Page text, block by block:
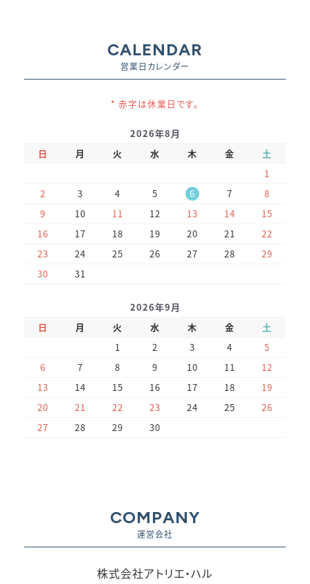
CALENDAR
営業日カレンダー
* 赤字は休業日です。
2026年8月
日
月 火 水 木 金
土
1
2
3 4 5 6 7
8
9
10 11 12 13 14
15
16
17 18 19 20 21
22
23
24 25 26 27 28
29
30
31
2026年9月
日
月 火 水 木 金
土
1
2 3 4
5
6
7 8 9 10 11
12
13
14 15 16 17 18
19
20
21 22 23 24 25
26
27
28 29 30
COMPANY
運営会社
株式会社アトリエ・ハル